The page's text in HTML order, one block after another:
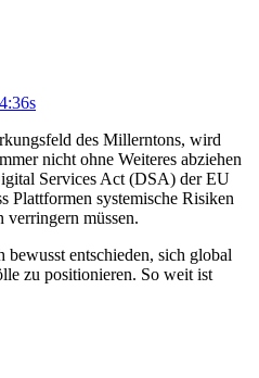
des Millerntons, wird
nicht ohne Weiteres abziehen
Services Act (DSA) der EU
Plattformen systemische Risiken
müssen.
bewusst entschieden, sich global
zu positionieren. So weit ist